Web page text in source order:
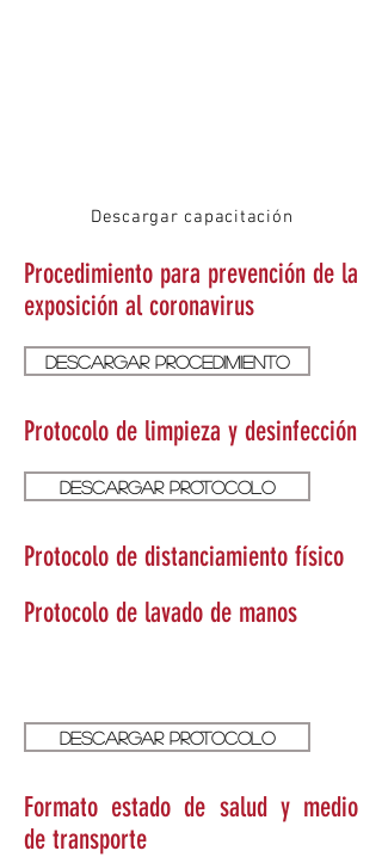
Descargar capacitación
Procedimiento para prevención de la
exposición al coronavirus
Descargar procedimiento
Protocolo de limpieza y desinfección
Descargar protocolo
Protocolo de distanciamiento físico
Protocolo de lavado de manos
Descargar protocolo
Formato estado de salud y medio
de transporte